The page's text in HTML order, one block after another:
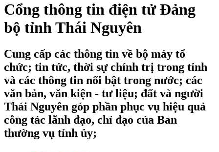
Cổng thông tin điện tử Đảng
bộ tỉnh Thái Nguyên
Cung cấp các thông tin về bộ máy tổ
chức; tin tức, thời sự chính trị trong tỉnh
và các thông tin nổi bật trong nước; các
văn bản, văn kiện - tư liệu; đất và người
Thái Nguyên góp phần phục vụ hiệu quả
công tác lãnh đạo, chỉ đạo của Ban
thường vụ tỉnh ủy;